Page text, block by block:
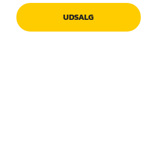
UDSALG